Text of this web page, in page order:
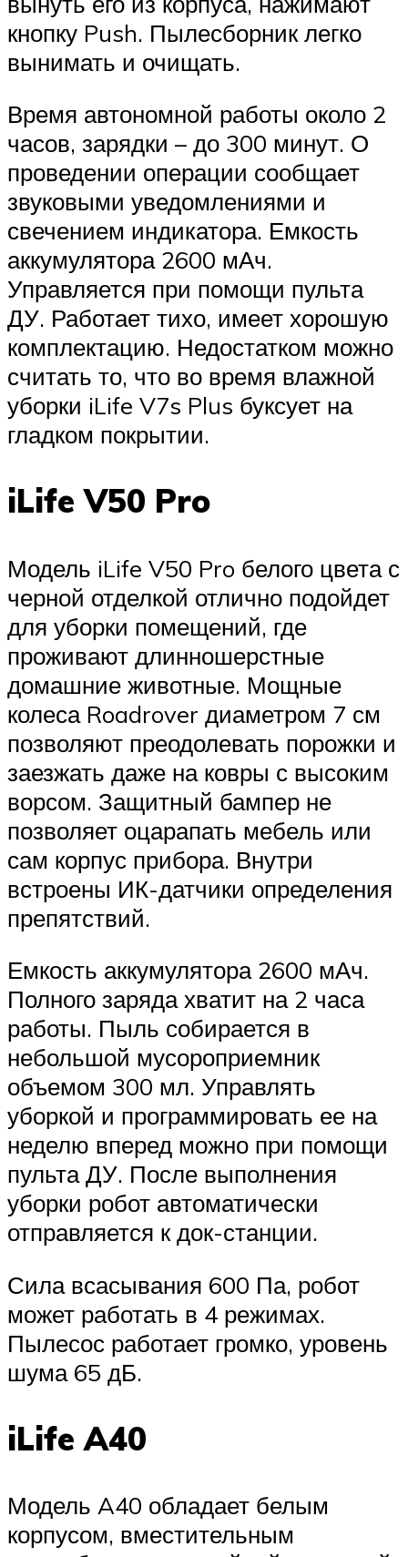
кнопку Push. Пылесборник легко
вынимать и очищать.
Время автономной работы около 2
часов, зарядки – до 300 минут. О
проведении операции сообщает
звуковыми уведомлениями и
свечением индикатора. Емкость
аккумулятора 2600 мАч.
Управляется при помощи пульта
ДУ. Работает тихо, имеет хорошую
комплектацию. Недостатком можно
считать то, что во время влажной
уборки iLife V7s Plus буксует на
гладком покрытии.
iLife V50 Pro
Модель iLife V50 Pro белого цвета с
черной отделкой отлично подойдет
для уборки помещений, где
проживают длинношерстные
домашние животные. Мощные
колеса Roadrover диаметром 7 см
позволяют преодолевать порожки и
заезжать даже на ковры с высоким
ворсом. Защитный бампер не
позволяет оцарапать мебель или
сам корпус прибора. Внутри
встроены ИК-датчики определения
препятствий.
Емкость аккумулятора 2600 мАч.
Полного заряда хватит на 2 часа
работы. Пыль собирается в
небольшой мусороприемник
объемом 300 мл. Управлять
уборкой и программировать ее на
неделю вперед можно при помощи
пульта ДУ. После выполнения
уборки робот автоматически
отправляется к док-станции.
Сила всасывания 600 Па, робот
может работать в 4 режимах.
Пылесос работает громко, уровень
шума 65 дБ.
iLife A40
Модель A40 обладает белым
корпусом, вместительным